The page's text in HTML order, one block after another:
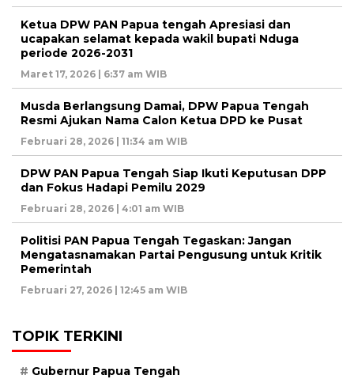
Ketua DPW PAN Papua tengah Apresiasi dan
ucapakan selamat kepada wakil bupati Nduga
periode 2026-2031
Maret 17, 2026 | 6:37 am WIB
Musda Berlangsung Damai, DPW Papua Tengah
Resmi Ajukan Nama Calon Ketua DPD ke Pusat
Februari 28, 2026 | 11:34 am WIB
DPW PAN Papua Tengah Siap Ikuti Keputusan DPP
dan Fokus Hadapi Pemilu 2029
Februari 28, 2026 | 4:01 am WIB
Politisi PAN Papua Tengah Tegaskan: Jangan
Mengatasnamakan Partai Pengusung untuk Kritik
Pemerintah
Februari 27, 2026 | 12:45 am WIB
TOPIK TERKINI
Gubernur Papua Tengah